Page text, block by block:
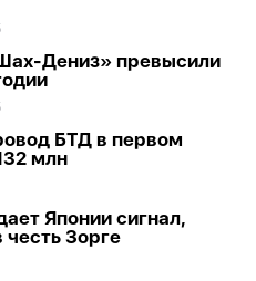
Дениз» превысили
БТД в первом
млн
Японии сигнал,
Зорге